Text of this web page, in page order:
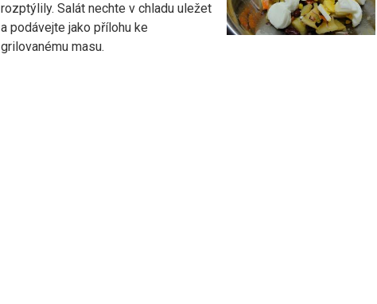
rozptýlily. Salát nechte v chladu uležet
a podávejte jako přílohu ke
grilovanému masu.